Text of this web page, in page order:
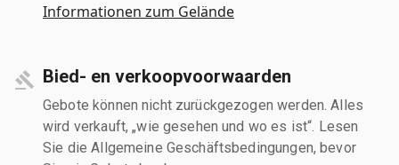
Informationen zum Gelände
Bied- en verkoopvoorwaarden
Gebote können nicht zurückgezogen werden. Alles
wird verkauft, „wie gesehen und wo es ist“. Lesen
Sie die Allgemeine Geschäftsbedingungen, bevor